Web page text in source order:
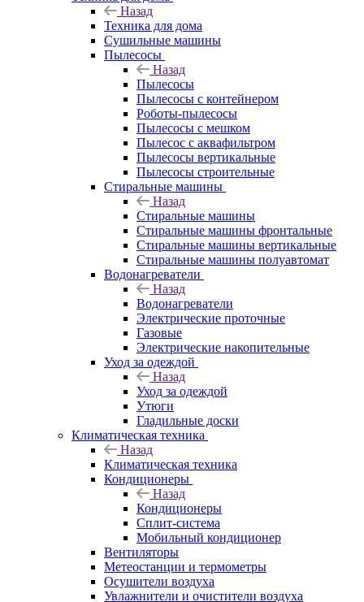
Назад
Техника для дома
Сушильные машины
Пылесосы
Назад
Пылесосы
Пылесосы с контейнером
Роботы-пылесосы
Пылесосы с мешком
Пылесос с аквафильтром
Пылесосы вертикальные
Пылесосы строительные
Стиральные машины
Назад
Стиральные машины
Стиральные машины фронтальные
Стиральные машины вертикальные
Стиральные машины полуавтомат
Водонагреватели
Назад
Водонагреватели
Электрические проточные
Газовые
Электрические накопительные
Уход за одеждой
Назад
Уход за одеждой
Утюги
Гладильные доски
Климатическая техника
Назад
Климатическая техника
Кондиционеры
Назад
Кондиционеры
Сплит-система
Мобильный кондиционер
Вентиляторы
Метеостанции и термометры
Осушители воздуха
Увлажнители и очистители воздуха